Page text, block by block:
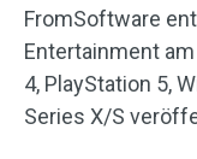
FromSoftware
Entertainment
4, PlayStation 5,
Series X/S